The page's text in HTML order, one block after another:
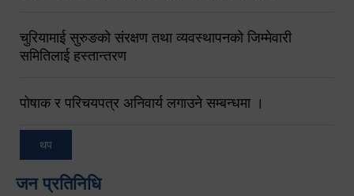
चुरियामाई सुरुङको संरक्षण तथा व्यवस्थापनको जिम्मेवारी
समितिलाई हस्तान्तरण
पोषाक र परिचयपत्र अनिवार्य लगाउने सम्बन्धमा ।
थप
जन प्रतिनिधि